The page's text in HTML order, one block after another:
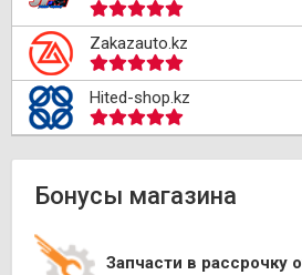
Zakazauto.kz
Hited-shop.kz
Бонусы магазина
Запчасти в рассрочку